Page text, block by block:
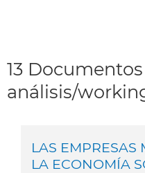
13
análisis/
LAS EMPRESAS
LA ECONOMÍA